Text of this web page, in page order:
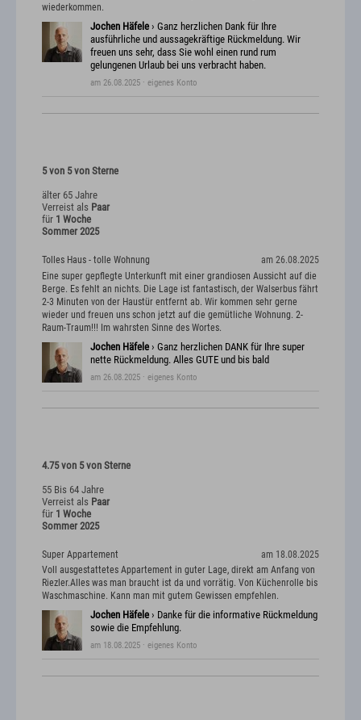
wiederkommen.
Jochen Häfele › Ganz herzlichen Dank für Ihre
ausführliche und aussagekräftige Rückmeldung. Wir
freuen uns sehr, dass Sie wohl einen rund rum
gelungenen Urlaub bei uns verbracht haben.
am 26.08.2025 · eigenes Konto
5 von 5 von Sterne
älter 65 Jahre
Verreist als Paar
für 1 Woche
Sommer 2025
am 26.08.2025
Tolles Haus - tolle Wohnung
Eine super gepflegte Unterkunft mit einer grandiosen Aussicht auf die
Berge. Es fehlt an nichts. Die Lage ist fantastisch, der Walserbus fährt
2-3 Minuten von der Haustür entfernt ab. Wir kommen sehr gerne
wieder und freuen uns schon jetzt auf die gemütliche Wohnung. 2-
Raum-Traum!!! Im wahrsten Sinne des Wortes.
Jochen Häfele › Ganz herzlichen DANK für Ihre super
nette Rückmeldung. Alles GUTE und bis bald
am 26.08.2025 · eigenes Konto
4.75 von 5 von Sterne
55 Bis 64 Jahre
Verreist als Paar
für 1 Woche
Sommer 2025
am 18.08.2025
Super Appartement
Voll ausgestattetes Appartement in guter Lage, direkt am Anfang von
Riezler.Alles was man braucht ist da und vorrätig. Von Küchenrolle bis
Waschmaschine. Kann man mit gutem Gewissen empfehlen.
Jochen Häfele › Danke für die informative Rückmeldung
sowie die Empfehlung.
am 18.08.2025 · eigenes Konto